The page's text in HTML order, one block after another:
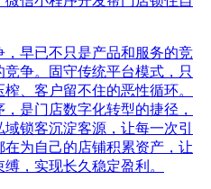
，早已不只是产品和服务的竞
争。固守传统平台模式，只
、客户留不住的恶性循环。
是门店数字化转型的捷径，
锁客沉淀客源，让每一次引
为自己的店铺积累资产，让
，实现长久稳定盈利。